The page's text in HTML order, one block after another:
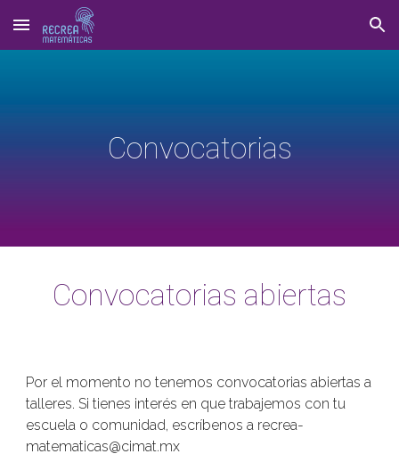
Skip to main content Skip to navigation
Convocatorias
Convocatorias abiertas
Por el momento no tenemos convocatorias abiertas a
talleres. Si tienes interés en que trabajemos con tu
escuela o comunidad, escríbenos a recrea-
matematicas@cimat.mx